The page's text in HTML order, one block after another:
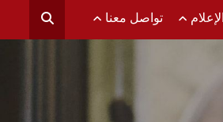
الإعلام تواصل معنا